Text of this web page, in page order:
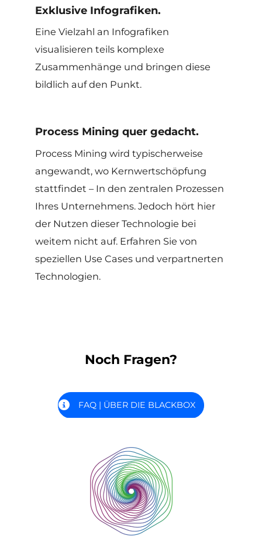
Exklusive Infografiken.
Eine Vielzahl an Infografiken
visualisieren teils komplexe
Zusammenhänge und bringen diese
bildlich auf den Punkt.
Process Mining quer gedacht.
Process Mining wird typischerweise
angewandt, wo Kernwertschöpfung
stattfindet – In den zentralen Prozessen
Ihres Unternehmens. Jedoch hört hier
der Nutzen dieser Technologie bei
weitem nicht auf. Erfahren Sie von
speziellen Use Cases und verpartnerten
Technologien.
Noch Fragen?
FAQ | ÜBER DIE BLACKBOX